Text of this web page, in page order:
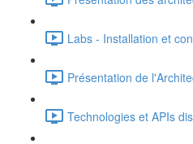
Labs - Installation et
Présentation de
Technologies et APIs